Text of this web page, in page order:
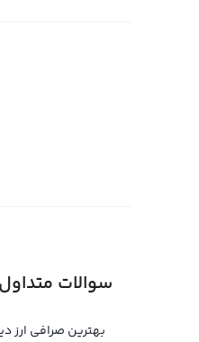
سوالات
بهترین صرافی ارز